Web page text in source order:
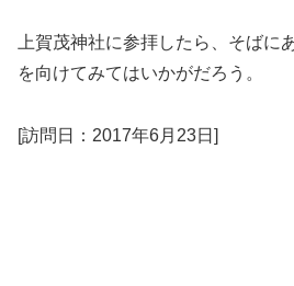
上賀茂神社に参拝したら、そばに
を向けてみてはいかがだろう。
[訪問日：2017年6月23日]